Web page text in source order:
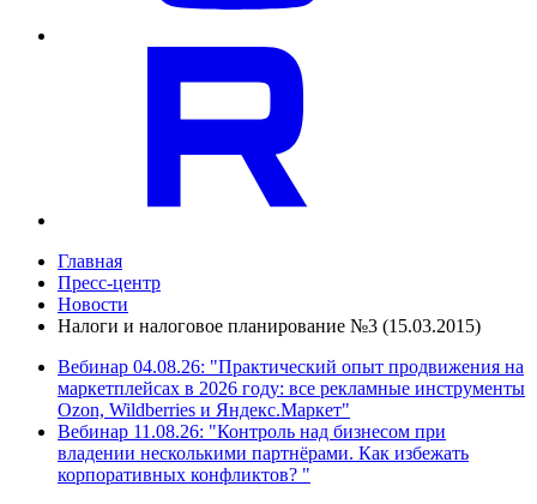
Главная
Пресс-центр
Новости
Налоги и налоговое планирование №3 (15.03.2015)
Вебинар 04.08.26: "Практический опыт продвижения на
маркетплейсах в 2026 году: все рекламные инструменты
Ozon, Wildberries и Яндекс.Маркет"
Вебинар 11.08.26: "Контроль над бизнесом при
владении несколькими партнёрами. Как избежать
корпоративных конфликтов? "